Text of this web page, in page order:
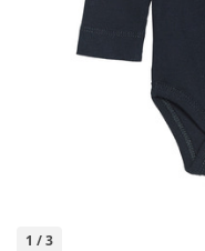
1 /3